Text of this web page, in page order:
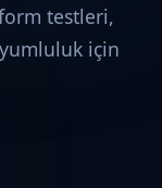
testleri,
için